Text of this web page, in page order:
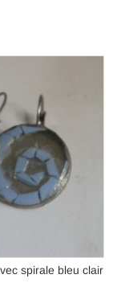
spirale bleu clair